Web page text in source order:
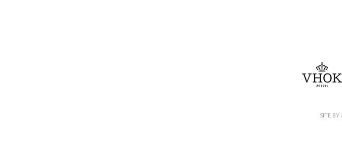
SITE BY